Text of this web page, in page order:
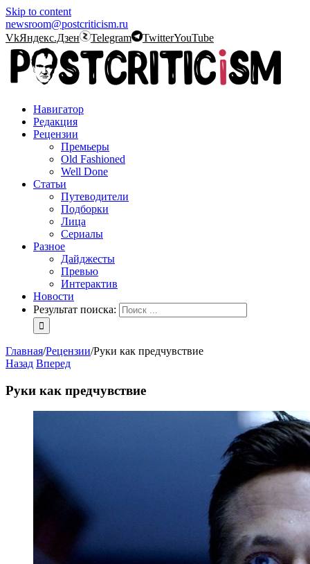
Skip to content
newsroom@postcriticism.ru
VkЯндекс.Дзен Telegram TwitterYouTube
Навигатор
Редакция
Рецензии
Премьеры
Old Fashioned
Well Done
Статьи
Путеводители
Подборки
Лица
Сериалы
Разное
Дайджесты
Превью
Интерактив
Новости
Результат поиска:
Главная/Рецензии/Руки как предчувствие
Назад Вперед
Руки как предчувствие